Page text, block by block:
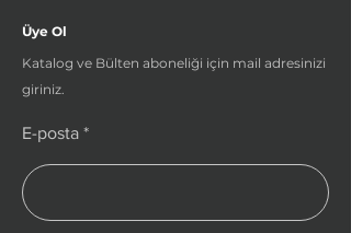
Üye Ol
Katalog ve Bülten aboneliği için mail adresinizi
giriniz.
E-posta